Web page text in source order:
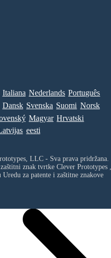
Italiana Nederlands Português
Dansk Svenska Suomi Norsk
Magyar Hrvatski
eesti
LLC - Sva prava pridržana.
znak tvrtke Clever Prototypes ,
za patente i zaštitne znakove